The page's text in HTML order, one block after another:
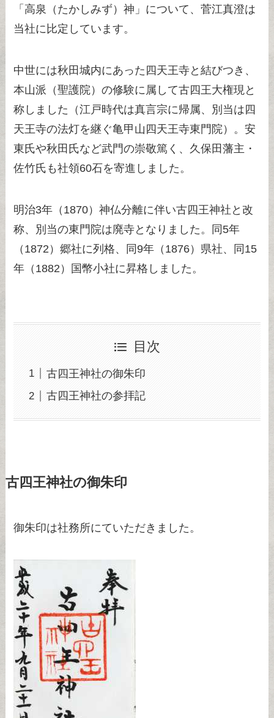
「高泉（たかしみず）神」について、菅江真澄は
当社に比定しています。
中世には秋田城内にあった四天王寺と結びつき、
本山派（聖護院）の修験に属して古四王大権現と
称しました（江戸時代は真言宗に帰属、別当は四
天王寺の法灯を継ぐ亀甲山四天王寺東門院）。安
東氏や秋田氏など武門の崇敬篤く、久保田藩主・
佐竹氏も社領60石を寄進しました。
明治3年（1870）神仏分離に伴い古四王神社と改
称、別当の東門院は廃寺となりました。同5年
（1872）郷社に列格、同9年（1876）県社、同15
年（1882）国幣小社に昇格しました。
目次
古四王神社の御朱印
古四王神社の参拝記
古四王神社の御朱印
御朱印は社務所にていただきました。